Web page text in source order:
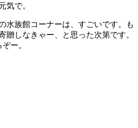
気で。
水族館コーナーは、すごいです。も
贈しなきゃー、と思った次第です。
ー。